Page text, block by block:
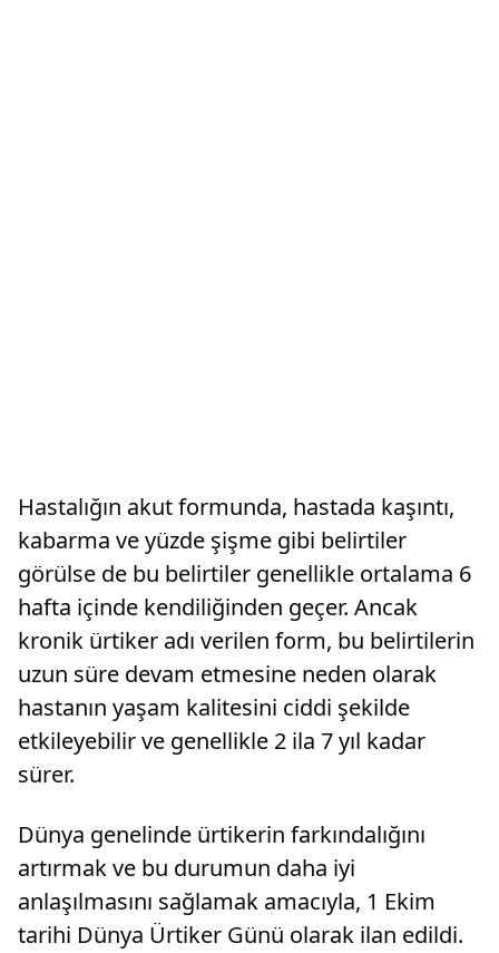
Hastalığın akut formunda, hastada kaşıntı,
kabarma ve yüzde şişme gibi belirtiler
görülse de bu belirtiler genellikle ortalama 6
hafta içinde kendiliğinden geçer. Ancak
kronik ürtiker adı verilen form, bu belirtilerin
uzun süre devam etmesine neden olarak
hastanın yaşam kalitesini ciddi şekilde
etkileyebilir ve genellikle 2 ila 7 yıl kadar
sürer.
Dünya genelinde ürtikerin farkındalığını
artırmak ve bu durumun daha iyi
anlaşılmasını sağlamak amacıyla, 1 Ekim
tarihi Dünya Ürtiker Günü olarak ilan edildi.